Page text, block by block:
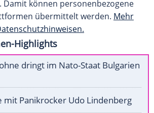
Damit können personenbezogene
übermittelt werden. Mehr
Highlights
dringt im Nato-Staat Bulgarien
mit Panikrocker Udo Lindenberg